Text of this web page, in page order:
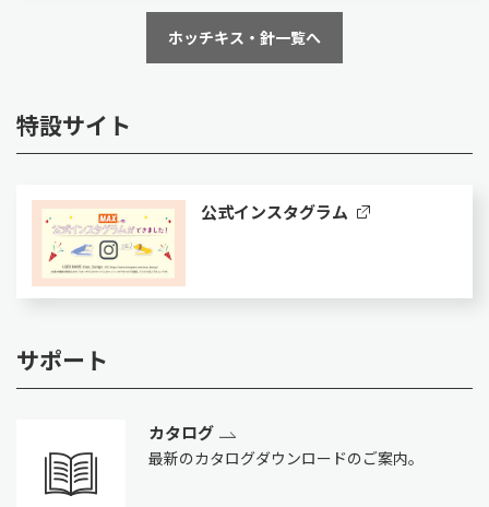
ホッチキス・針一覧へ
特設サイト
公式インスタグラム
サポート
カタログ
最新のカタログダウンロードのご案内。